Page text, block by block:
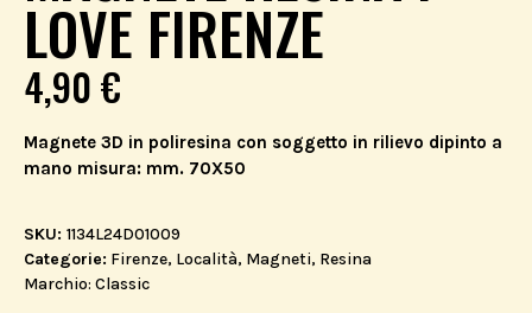
LOVE FIRENZE
4,90€
Magnete 3D in poliresina con soggetto in rilievo dipinto a
mano misura: mm. 70X50
SKU: 1134L24D01009
Categorie: Firenze, Località, Magneti, Resina
Marchio: Classic